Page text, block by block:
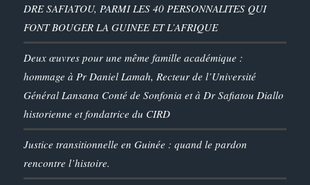
DRE SAFIATOU, PARMI LES 40 PERSONNALITES QUI
FONT BOUGER LA GUINEE ET L’AFRIQUE
Deux œuvres pour une même famille académique :
hommage à Pr Daniel Lamah, Recteur de l’Université
Général Lansana Conté de Sonfonia et à Dr Safiatou Diallo
historienne et fondatrice du CIRD
Justice transitionnelle en Guinée : quand le pardon
rencontre l’histoire.